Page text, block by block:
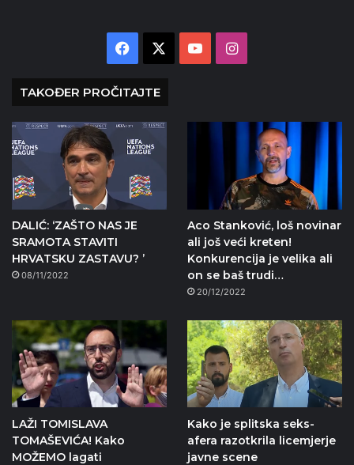
Facebook YouTubeInstagram
TAKOĐER PROČITAJTE
DALIĆ: ‘ZAŠTO NAS JE
SRAMOTA STAVITI
HRVATSKU ZASTAVU? ’
08/11/2022
Aco Stanković, loš novinar
ali još veći kreten!
Konkurencija je velika ali
on se baš trudi…
20/12/2022
LAŽI TOMISLAVA
TOMAŠEVIĆA! Kako
MOŽEMO lagati
Kako je splitska seks-
afera razotkrila licemjerje
javne scene